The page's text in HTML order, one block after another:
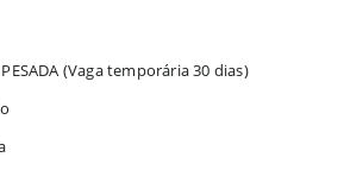
(Vaga temporária 30 dias)